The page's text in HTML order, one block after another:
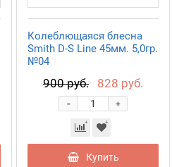
Колеблющаяся блесна
Smith D-S Line 45мм. 5,0гр.
№04
900 руб. 828 руб.
+
-
Купить